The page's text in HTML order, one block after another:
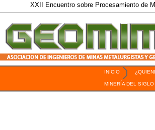
sobre Procesamiento de Minerales / 6
INICIO
MINERÍA DEL SIGLO